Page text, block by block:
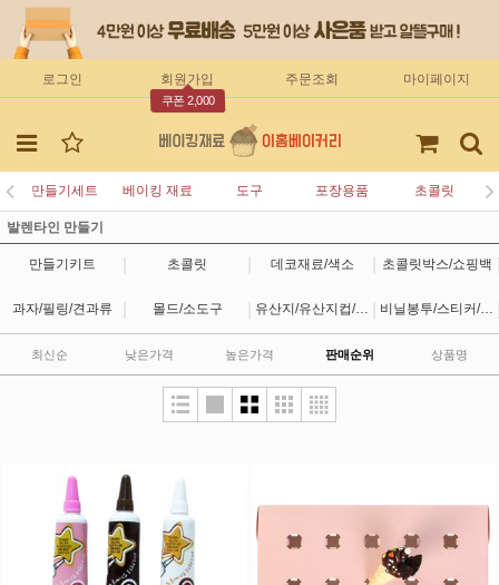
로그인 회원가입
쿠폰 2,000
주문조회 마이페이지
만들기세트 베이킹 재료 도구 포장용품 초콜릿
발렌타인 만들기
만들기키트 초콜릿 데코재료/색소 초콜릿박스/쇼핑백
과자/필링/견과류 몰드/소도구 유산지/유산지컵/기타 비닐봉투/스티커/리본
최신순 낮은가격 높은가격 판매순위 상품명